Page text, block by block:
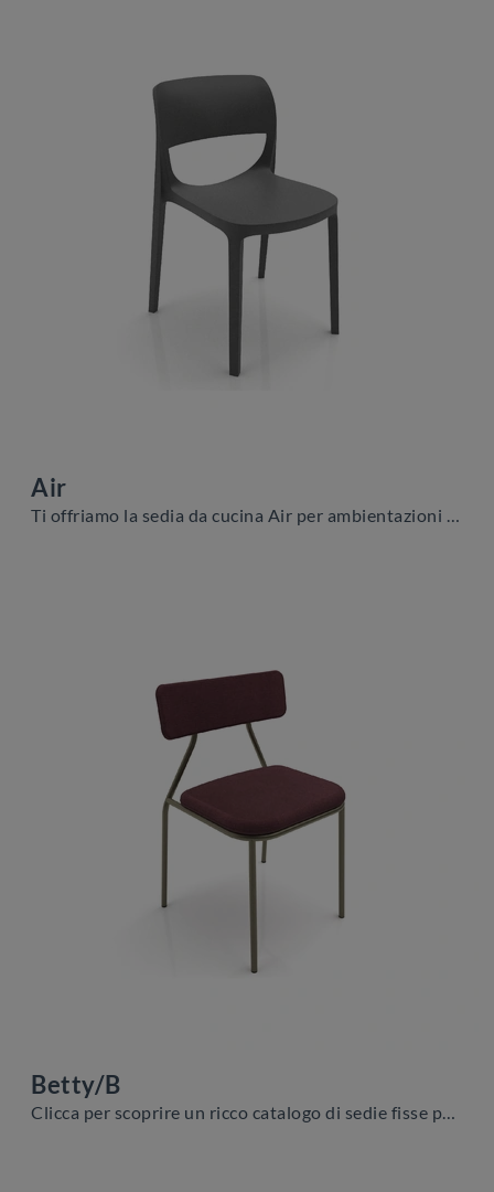
Air
Ti offriamo la sedia da cucina Air per ambientazioni moderne, tra le più belle Sedie fisse di Zamagna.
Betty/B
Clicca per scoprire un ricco catalogo di sedie fisse per stanze moderne: il modello Betty/B di Zamagna ti aspetta!